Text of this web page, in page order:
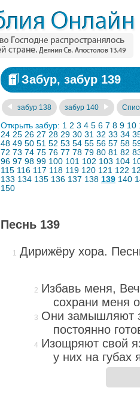
Забур, забур 139
забур 138 забур 140
Открыть забур: 1 2 3 4 5 6 7 8 9 10
24 25 26 27 28 29 30 31 32 33 34
48 49 50 51 52 53 54 55 56 57 58
72 73 74 75 76 77 78 79 80 81 82
96 97 98 99 100 101 102 103 104
115 116 117 118 119 120 121 122
133 134 135 136 137 138 139 140
150
Песнь 139
Дирижёру хора.
Избавь меня,
сохрани меня
Они замышляют
постоянно
Изощряют свой
у них на губах